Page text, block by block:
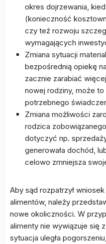
okres dojrzewania,
(konieczność
czy też rozwoju
wymagających
Zmiana sytuacji
bezpośrednią opiekę
zacznie zarabiać
nowej rodziny, może
potrzebnego
Zmiana możliwości
rodzica
dotyczyć np.
generowała dochód,
celowo zmniejsza
Aby sąd rozpatrzył
alimentów, należy
nowe okoliczności. W
alimenty nie wywiązuje się
sytuacja uległa